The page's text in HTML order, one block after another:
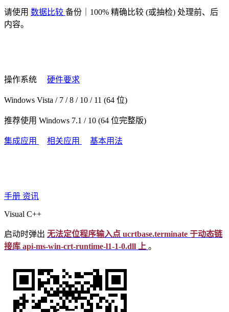
请使用 数据比较 备份｜100% 精确比较 (或抽检) 处理前、后
内容。
操作系统 硬件要求
Windows Vista / 7 / 8 / 10 / 11 (64 位)
推荐使用 Windows 7.1 / 10 (64 位完整版)
集成应用 相关应用 基本用法
手册 资讯
Visual C++
启动时弹出 无法定位程序输入点 ucrtbase.terminate 于动态链
接库 api-ms-win-crt-runtime-l1-1-0.dll 上 。